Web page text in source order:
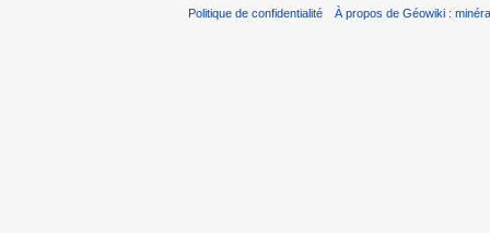
Politique de confidentialité À propos de Géowiki :